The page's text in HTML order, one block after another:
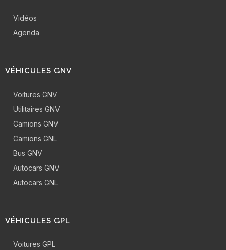
Vidéos
Agenda
VÉHICULES GNV
Voitures GNV
Utilitaires GNV
Camions GNV
Camions GNL
Bus GNV
Autocars GNV
Autocars GNL
VÉHICULES GPL
Voitures GPL